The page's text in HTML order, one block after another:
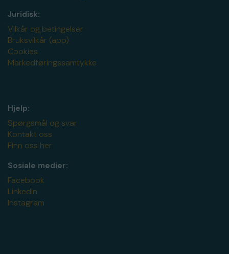
Juridisk:
Vilkår og betingelser
Bruksvilkår (app)
Cookies
Markedføringssamtykke
Hjelp:
Spørgsmål og svar
Kontakt oss
Finn oss her
Sosiale medier:
Facebook
Linkedin
Instagram